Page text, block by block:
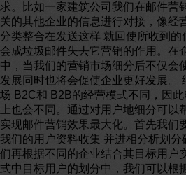
求。比如一家建筑公司我们在邮件营
关的其他企业的信息进行对接，像经
分类整合在发送这样 就回使所收到
会成垃圾邮件失去它营销的作用。在
中，当我们的营销市场细分后不仅会
发展同时也将会促使企业更好发展。
场 B2C和 B2B的经营模式不同，因
上也会不同。通过对用户地细分可以
实现邮件营销效果最大化。首先我们
我们的用户资料收集 并进相分析划
们再根据不同的企业结合其目标用户
式中目标用户的划分中，我们可以根